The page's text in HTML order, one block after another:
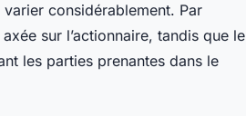
considérablement. Par
sur l’actionnaire, tandis que le
les parties prenantes dans le